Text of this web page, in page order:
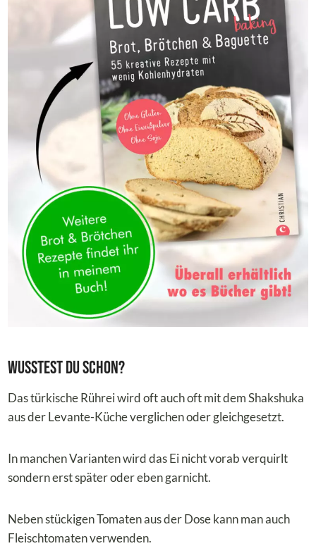
Wusstest du schon?
Das türkische Rührei wird oft auch oft mit dem Shakshuka
aus der Levante-Küche verglichen oder gleichgesetzt.
In manchen Varianten wird das Ei nicht vorab verquirlt
sondern erst später oder eben garnicht.
Neben stückigen Tomaten aus der Dose kann man auch
Fleischtomaten verwenden.